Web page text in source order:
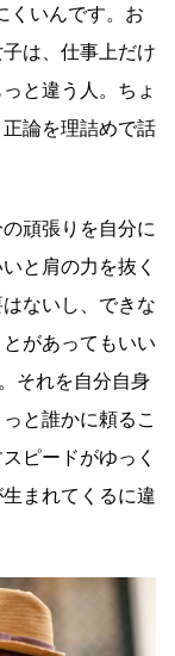
くいんです。お
は、仕事上だけ
と違う人。ちょ
論を理詰めで話
頑張りを自分に
と肩の力を抜く
ないし、できな
があってもいい
それを自分自身
と誰かに頼るこ
ピードがゆっく
まれてくるに違